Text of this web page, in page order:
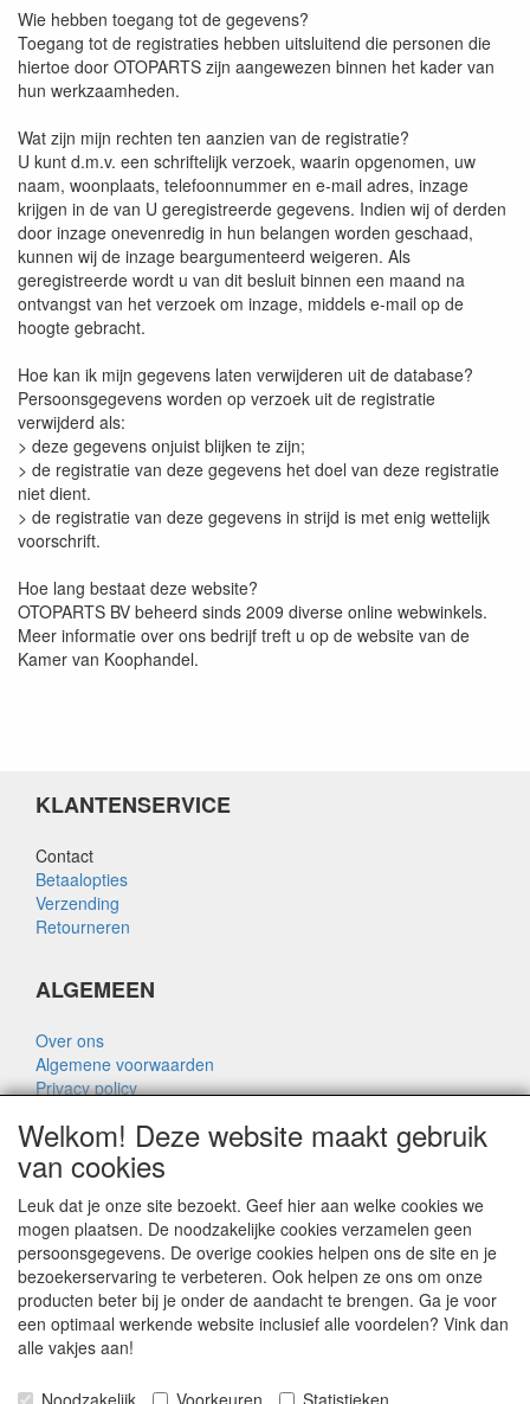
Wie hebben toegang tot de gegevens?
Toegang tot de registraties hebben uitsluitend die personen die
hiertoe door OTOPARTS zijn aangewezen binnen het kader van
hun werkzaamheden.
Wat zijn mijn rechten ten aanzien van de registratie?
U kunt d.m.v. een schriftelijk verzoek, waarin opgenomen, uw
naam, woonplaats, telefoonnummer en e-mail adres, inzage
krijgen in de van U geregistreerde gegevens. Indien wij of derden
door inzage onevenredig in hun belangen worden geschaad,
kunnen wij de inzage beargumenteerd weigeren. Als
geregistreerde wordt u van dit besluit binnen een maand na
ontvangst van het verzoek om inzage, middels e-mail op de
hoogte gebracht.
Hoe kan ik mijn gegevens laten verwijderen uit de database?
Persoonsgegevens worden op verzoek uit de registratie
verwijderd als:
> deze gegevens onjuist blijken te zijn;
> de registratie van deze gegevens het doel van deze registratie
niet dient.
> de registratie van deze gegevens in strijd is met enig wettelijk
voorschrift.
Hoe lang bestaat deze website?
OTOPARTS BV beheerd sinds 2009 diverse online webwinkels.
Meer informatie over ons bedrijf treft u op de website van de
Kamer van Koophandel.
KLANTENSERVICE
Contact
Betaalopties
Verzending
Retourneren
ALGEMEEN
Over ons
Algemene voorwaarden
Privacy policy
Over Rik Thijssen
ALGEMEEN
www.rikthijssenshop.nl
logistiek door OTOPARTS BV
Welkom! Deze website maakt gebruik
van cookies
Leuk dat je onze site bezoekt. Geef hier aan welke cookies we
mogen plaatsen. De noodzakelijke cookies verzamelen geen
persoonsgegevens. De overige cookies helpen ons de site en je
bezoekerservaring te verbeteren. Ook helpen ze ons om onze
producten beter bij je onder de aandacht te brengen. Ga je voor
een optimaal werkende website inclusief alle voordelen? Vink dan
alle vakjes aan!
Noodzakelijk Voorkeuren Statistieken